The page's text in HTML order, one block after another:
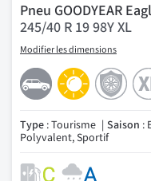
Pneu GOODYEAR
245/40 R 19 98Y XL
Modifier les dimensions
Type : Tourisme Saison :
Polyvalent, Sportif